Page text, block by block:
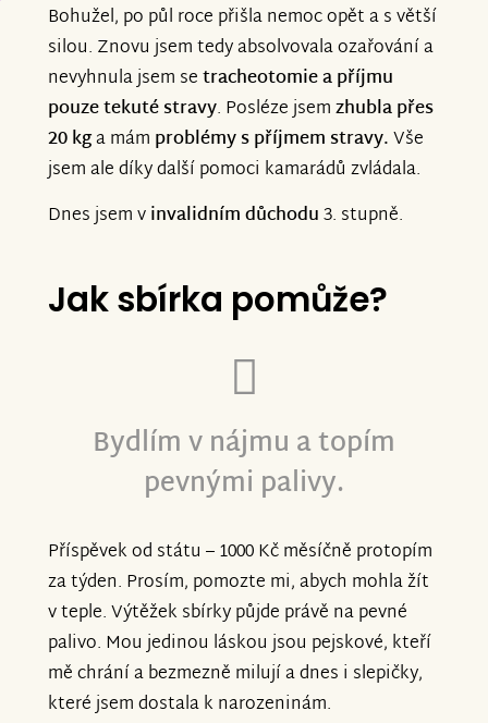
Bohužel, po půl roce přišla nemoc opět a s větší
silou. Znovu jsem tedy absolvovala ozařování a
nevyhnula jsem setracheotomie a příjmu
pouze tekuté stravy. Posléze jsemzhubla přes
20 kga mám problémy s příjmem stravy.Vše
jsem ale díky další pomoci kamarádů zvládala.
Dnes jsem vinvalidním důchodu3. stupně.
Jak sbírka pomůže?
Bydlím v nájmu a topím
pevnými palivy.
Příspěvek od státu – 1000 Kč měsíčně protopím
za týden. Prosím, pomozte mi, abych mohla žít
v teple. Výtěžek sbírky půjde právě na pevné
palivo. Mou jedinou láskou jsou pejskové, kteří
mě chrání a bezmezně milují a dnes i slepičky,
které jsem dostala k narozeninám.